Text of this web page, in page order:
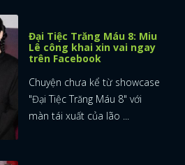
Đại Tiệc Trăng Máu 8: Miu
Lê công khai xin vai ngay
trên Facebook
Chuyện chưa kể từ showcase
"Đại Tiệc Trăng Máu 8" với
màn tái xuất của lão ...